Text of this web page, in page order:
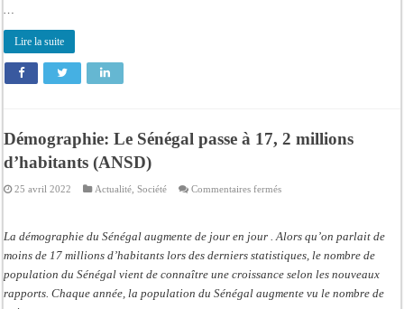
Kamb, l’Inspecteur de la jeunesse et des sports Guéladio Ba en tournée, un
…
Lire la suite
Démographie: Le Sénégal passe à 17, 2 millions
d’habitants (ANSD)
25 avril 2022 Actualité ,Société Commentaires ferméssur
passe
à
17,
millions
(ANSD)
La démographie du Sénégal augmente de jour en jour . Alors qu’on parlait de
moins de 17 millions d’habitants lors des derniers statistiques, le nombre de
population du Sénégal vient de connaître une croissance selon les nouveaux
rapports. Chaque année, la population du Sénégal augmente vu le nombre de